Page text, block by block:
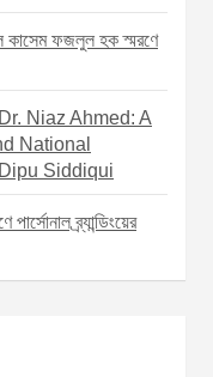
কাসেম ফজলুল হক স্মরণে
Niaz Ahmed: A
National
Siddiqui
ব্র্যান্ডিংয়ের